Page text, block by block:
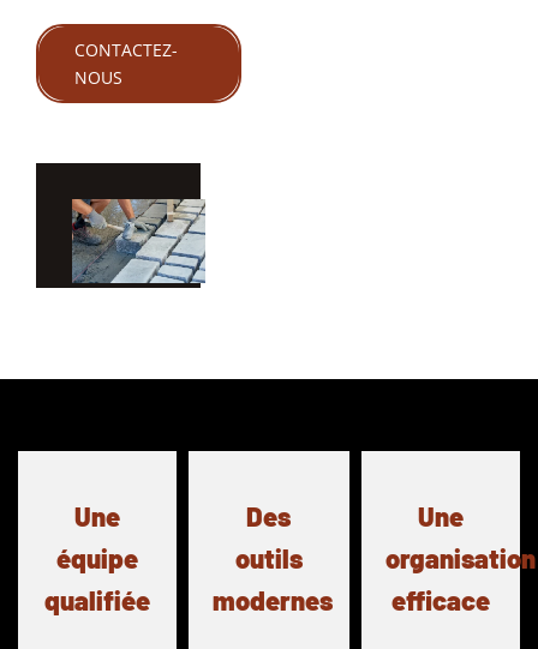
CONTACTEZ-
NOUS
Une
équipe
qualifiée
Des
outils
modernes
Une
organisation
efficace